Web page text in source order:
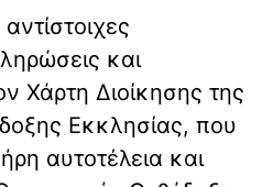
και
Χάρτη Διοίκησης της
Εκκλησίας, που
αυτοτέλεια και